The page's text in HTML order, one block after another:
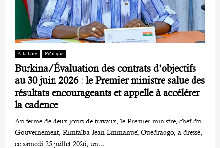
A la Une Politique
Burkina/Évaluation des contrats d’objectifs
au 30 juin 2026 : le Premier ministre salue des
résultats encourageants et appelle à accélérer
la cadence
Au terme de deux jours de travaux, le Premier ministre, chef du
Gouvernement, Rimtalba Jean Emmanuel Ouédraogo, a dressé,
ce samedi 25 juillet 2026, un...